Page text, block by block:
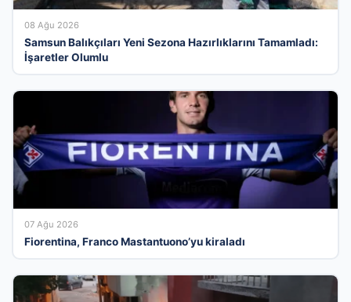
08 Ağu 2026
Samsun Balıkçıları Yeni Sezona Hazırlıklarını Tamamladı:
İşaretler Olumlu
07 Ağu 2026
Fiorentina, Franco Mastantuono’yu kiraladı